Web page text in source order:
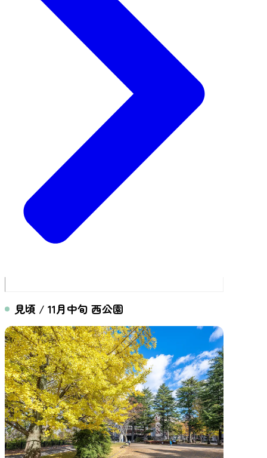
見頃 / 11月中旬 西公園